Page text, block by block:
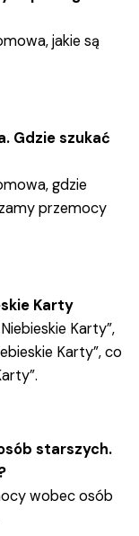
jakie są
Gdzie szukać
gdzie
przemocy
Karty
Karty”,
Karty”, co
starszych.
wobec osób